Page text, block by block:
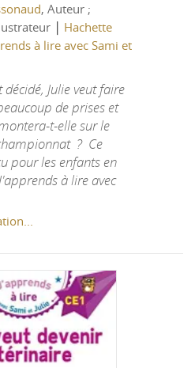
, Auteur ;
| Hachette
à lire avec Sami et
décidé, Julie veut faire
de prises et
t-elle sur le
? Ce
pour les enfants en
à lire avec